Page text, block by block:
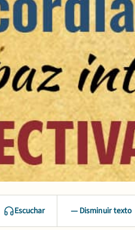
Escuchar Disminuir texto